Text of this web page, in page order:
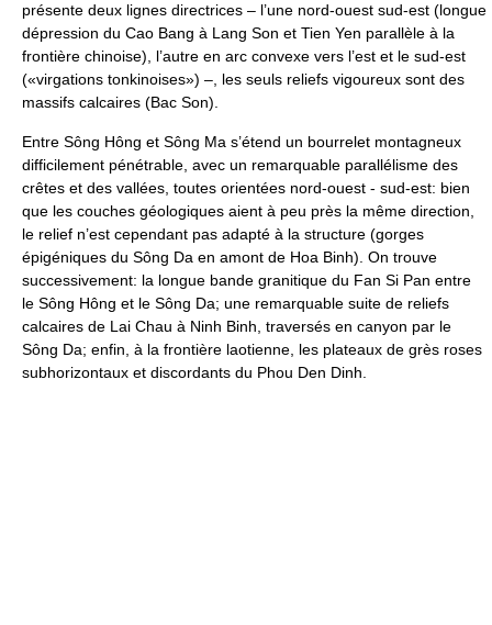
présente deux lignes directrices – l’une nord-ouest sud-est (longue
dépression du Cao Bang à Lang Son et Tien Yen parallèle à la
frontière chinoise), l’autre en arc convexe vers l’est et le sud-est
(«virgations tonkinoises») –, les seuls reliefs vigoureux sont des
massifs calcaires (Bac Son).
Entre Sông Hông et Sông Ma s’étend un bourrelet montagneux
difficilement pénétrable, avec un remarquable parallélisme des
crêtes et des vallées, toutes orientées nord-ouest - sud-est: bien
que les couches géologiques aient à peu près la même direction,
le relief n’est cependant pas adapté à la structure (gorges
épigéniques du Sông Da en amont de Hoa Binh). On trouve
successivement: la longue bande granitique du Fan Si Pan entre
le Sông Hông et le Sông Da; une remarquable suite de reliefs
calcaires de Lai Chau à Ninh Binh, traversés en canyon par le
Sông Da; enfin, à la frontière laotienne, les plateaux de grès roses
subhorizontaux et discordants du Phou Den Dinh.